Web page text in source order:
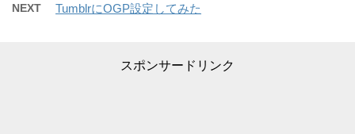
NEXT TumblrにOGP設定してみた
スポンサードリンク